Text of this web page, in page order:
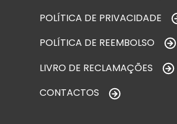
POLÍTICA DE PRIVACIDADE
POLÍTICA DE REEMBOLSO
LIVRO DE RECLAMAÇÕES
CONTACTOS